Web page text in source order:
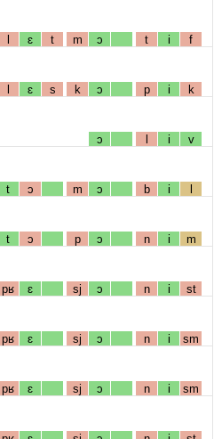
l ɛ t m ɔ t i f
l ɛ s k ɔ p i k
ɔ l i v
t ɔ m ɔ b i l
t ɔ p ɔ n i m
pʁ ɛ sj ɔ n i st
pʁ ɛ sj ɔ n i sm
pʁ ɛ sj ɔ n i sm